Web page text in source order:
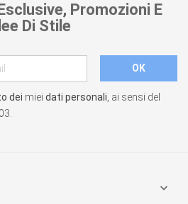
Promozioni E
Di Stile
dei miei dati personali , ai sensi del
